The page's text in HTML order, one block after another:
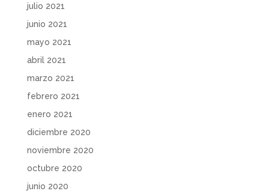
julio 2021
junio 2021
mayo 2021
abril 2021
marzo 2021
febrero 2021
enero 2021
diciembre 2020
noviembre 2020
octubre 2020
junio 2020